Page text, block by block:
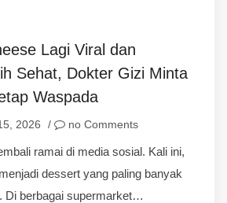
Lagi Viral dan
Sehat, Dokter Gizi Minta
Waspada
2026 / no Comments
ramai di media sosial. Kali ini,
dessert yang paling banyak
Di berbagai supermarket…